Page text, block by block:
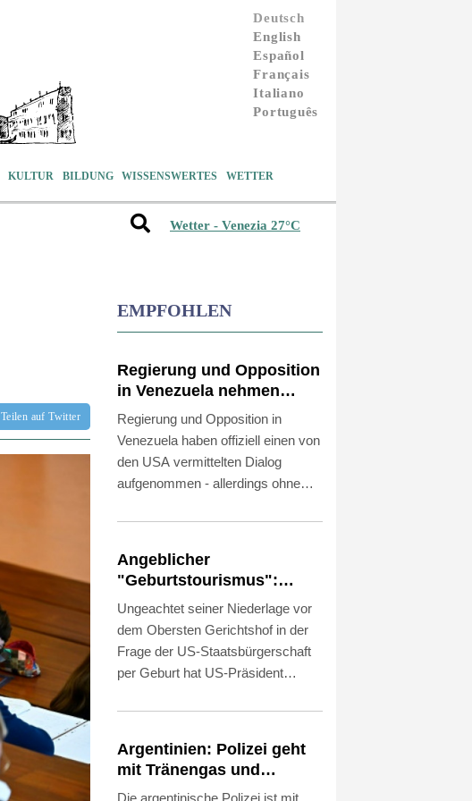
Deutsch
English
Español
Français
Italiano
Português
KULTUR BILDUNG WISSENSWERTES WETTER
Wetter - Venezia 27°C
Teilen auf Twitter
EMPFOHLEN
Regierung und Opposition
in Venezuela nehmen
offiziellen Dialog auf -
ohne Machado
Regierung und Opposition in
Venezuela haben offiziell einen von
den USA vermittelten Dialog
aufgenommen - allerdings ohne
Friedensnobelpreisträgerin María
ersten Sitzung am Donnerstag
(Ortszeit) teilten beide Seiten in
Onlinediensten mit, sie würden
eine "politische, friedliche,
demokratische und
verfassungsgemäße Lösung"
Exil lebenden Ex-Abgeordneten
Dinorah Figuera angeführt.
Angeblicher
"Geburtstourismus":
Trump unternimmt neuen
Vorstoß im Streit um US-
Ungeachtet seiner Niederlage vor
dem Obersten Gerichtshof in der
Frage der US-Staatsbürgerschaft
per Geburt hat US-Präsident
neuen Vorstoß unternommen. Er
(Ortszeit) ein Dekret, mit dem ein
angeblicher "Geburtstourismus"
Argentinien: Polizei geht
mit Tränengas und
Gummigeschossen gegen
Die argentinische Polizei ist mit